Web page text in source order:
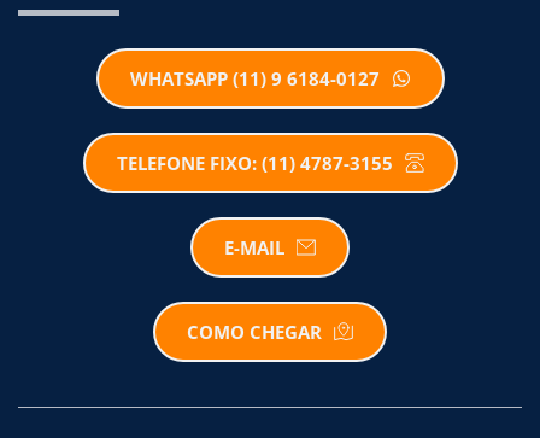
WHATSAPP (11) 9 6184-0127
TELEFONE FIXO: (11) 4787-3155
E-MAIL
COMO CHEGAR